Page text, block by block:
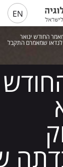
EN
החודש ינואר
לנדאו שמאמרם התקבל